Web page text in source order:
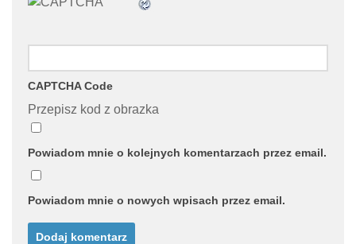
CAPTCHA Code
Przepisz kod z obrazka
Powiadom mnie o kolejnych komentarzach przez email.
Powiadom mnie o nowych wpisach przez email.